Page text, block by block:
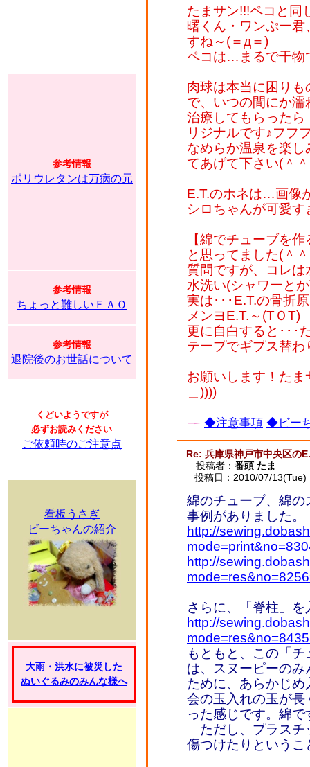
参考情報
ポリウレタンは万病の元
参考情報
ちょっと難しいＦＡＱ
参考情報
退院後のお世話について
くどいようですが
必ずお読みください
ご依頼時のご注意点
看板うさぎ
ビーちゃんの紹介
大雨・洪水に被災した
ぬいぐるみのみんな様へ
たまサン!!!ペコと
曙くん・ワンぷー
すね～(＝д＝)
ペコは…まるで干物
肉球は本当に困り
で、いつの間にか
治療してもらった
リジナルです♪フフ
なめらか温泉を楽
てあげて下さい(＾
E.T.のホネは…画像
シロちゃんが可愛
【綿でチューブを
と思ってました(＾
質問ですが、コレ
水洗い(シャワーと
実は･･･E.T.の骨折
メンヨE.T.～(TＯT)
更に自白すると･･･
テープでギプス替わ
お願いします！た
＿))))
◆注意事項 ◆ビー
Re: 兵庫県神戸市中央区の
投稿者： 番頭 たま
投稿日：2010/07/
綿のチューブ、綿
事例がありました。
http://
http://
さらに、「脊柱」
http://
もともと、この「
は、スヌーピーの
ために、あらかじ
会の玉入れの玉が
った感じです。綿
ただし、プラスチ
傷つけたりという